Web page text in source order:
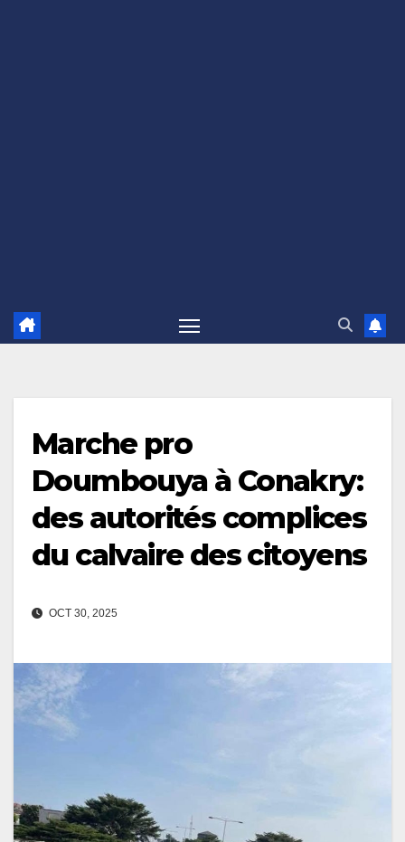
Marche pro
Doumbouya à Conakry:
des autorités complices
du calvaire des citoyens
OCT 30, 2025